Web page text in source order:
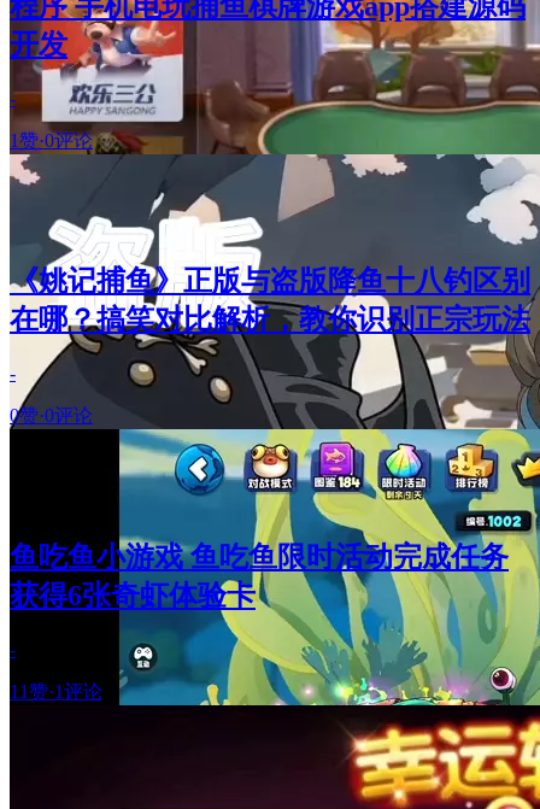
开发
-
1赞·0评论
《姚记捕鱼》正版与盗版降鱼十八钓区别
在哪？搞笑对比解析，教你识别正宗玩法
-
0赞·0评论
鱼吃鱼小游戏 鱼吃鱼限时活动完成任务
获得6张奇虾体验卡
-
11赞·1评论